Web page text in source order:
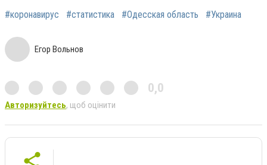
#коронавирус #статистика #Одесская область #Украина
Егор Вольнов
0,0
Авторизуйтесь, щоб оцінити